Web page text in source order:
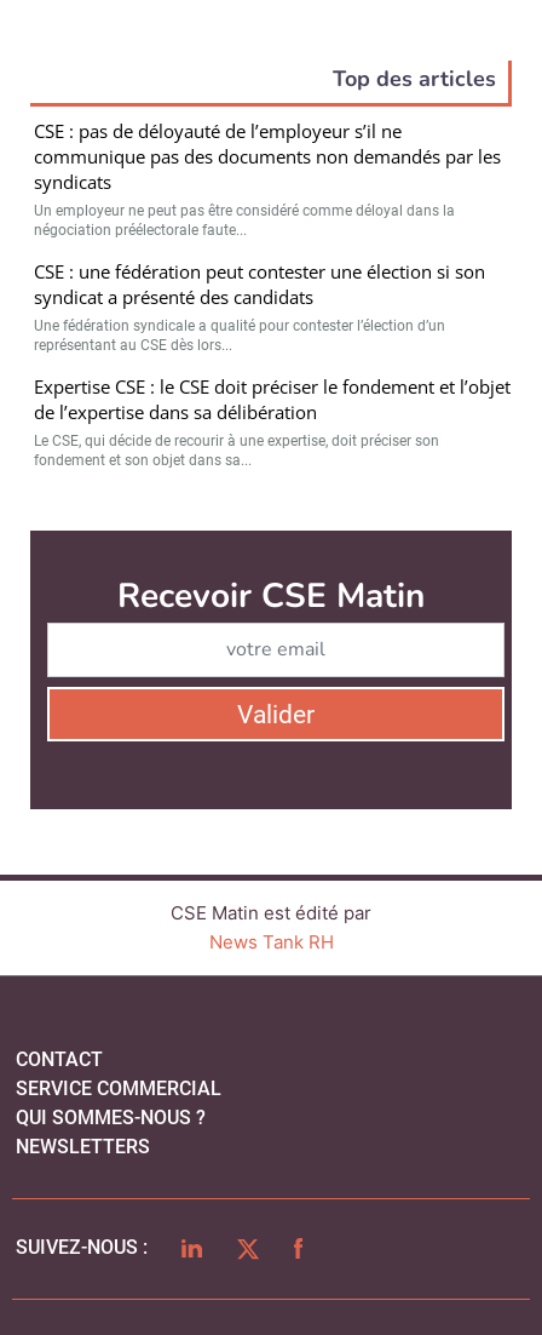
Top des articles
CSE : pas de déloyauté de l’employeur s’il ne
communique pas des documents non demandés par les
syndicats
Un employeur ne peut pas être considéré comme déloyal dans la
négociation préélectorale faute...
CSE : une fédération peut contester une élection si son
syndicat a présenté des candidats
Une fédération syndicale a qualité pour contester l’élection d’un
représentant au CSE dès lors...
Expertise CSE : le CSE doit préciser le fondement et l’objet
de l’expertise dans sa délibération
Le CSE, qui décide de recourir à une expertise, doit préciser son
fondement et son objet dans sa...
Recevoir CSE Matin
Valider
CSE Matin est édité par
News Tank RH
CONTACT
SERVICE COMMERCIAL
QUI SOMMES-NOUS ?
NEWSLETTERS
SUIVEZ-NOUS : LINKEDINTWITTERFACEBOOK